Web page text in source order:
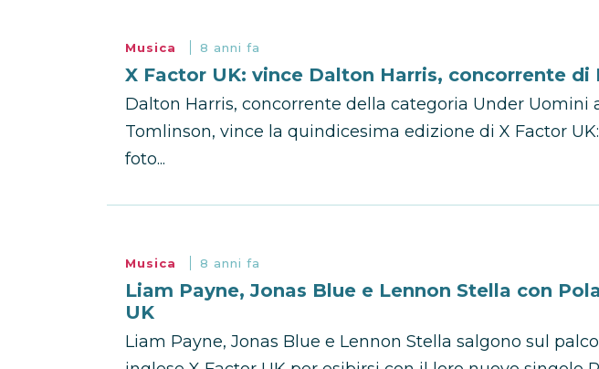
Musica 8 anni fa
X Factor UK: vince Dalton Harris, concorrente di
Dalton Harris, concorrente della categoria Under Uomini
Tomlinson, vince la quindicesima edizione di X Factor
foto...
Musica 8 anni fa
Liam Payne, Jonas Blue e Lennon Stella con
UK
Liam Payne, Jonas Blue e Lennon Stella salgono sul